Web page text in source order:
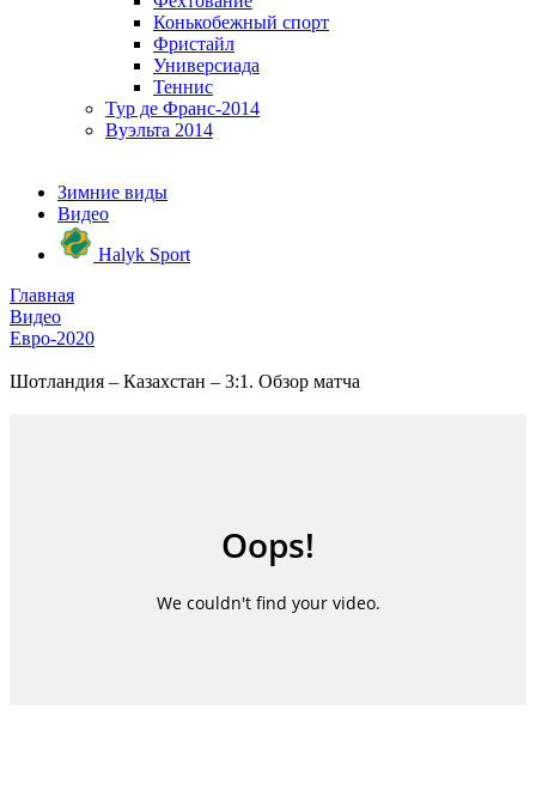
Конькобежный спорт
Фристайл
Универсиада
Теннис
Тур де Франс-2014
Вуэльта 2014
Зимние виды
Видео
Halyk Sport
Главная
Видео
Евро-2020
Шотландия – Казахстан – 3:1. Обзор матча